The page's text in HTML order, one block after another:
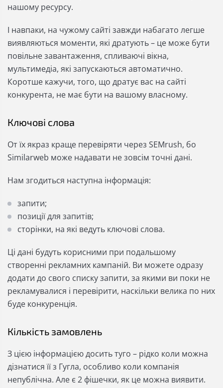
нашому ресурсу.
І навпаки, на чужому сайті завжди набагато легше
виявляються моменти, які дратують – це може бути
повільне завантаження, спливаючі вікна,
мультимедіа, які запускаються автоматично.
Коротше кажучи, того, що дратує вас на сайті
конкурента, не має бути на вашому власному.
Ключові слова
От їх якраз краще перевіряти через SEMrush, бо
Similarweb може надавати не зовсім точні дані.
Нам згодиться наступна інформація:
запити;
позиції для запитів;
сторінки, на які ведуть ключові слова.
Ці дані будуть корисними при подальшому
створенні рекламних кампаній. Ви можете одразу
додати до свого списку запити, за якими ви поки не
рекламувалися і перевірити, наскільки велика по них
буде конкуренція.
Кількість замовлень
З цією інформацією досить туго – рідко коли можна
дізнатися її з Гугла, особливо коли компанія
непублічна. Але є 2 фішечки, як це можна виявити.